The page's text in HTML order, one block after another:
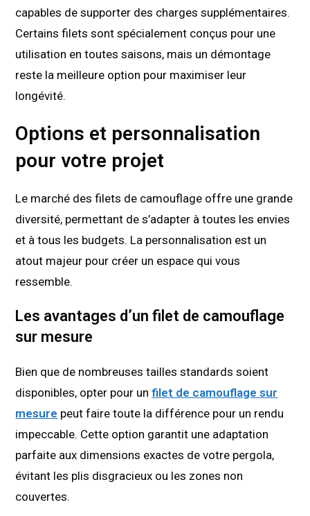
capables de supporter des charges supplémentaires.
Certains filets sont spécialement conçus pour une
utilisation en toutes saisons, mais un démontage
reste la meilleure option pour maximiser leur
longévité.
Options et personnalisation
pour votre projet
Le marché des filets de camouflage offre une grande
diversité, permettant de s’adapter à toutes les envies
et à tous les budgets. La personnalisation est un
atout majeur pour créer un espace qui vous
ressemble.
Les avantages d’un filet de camouflage
sur mesure
Bien que de nombreuses tailles standards soient
disponibles, opter pour unfilet de camouflage sur
mesure peut faire toute la différence pour un rendu
impeccable. Cette option garantit une adaptation
parfaite aux dimensions exactes de votre pergola,
évitant les plis disgracieux ou les zones non
couvertes.